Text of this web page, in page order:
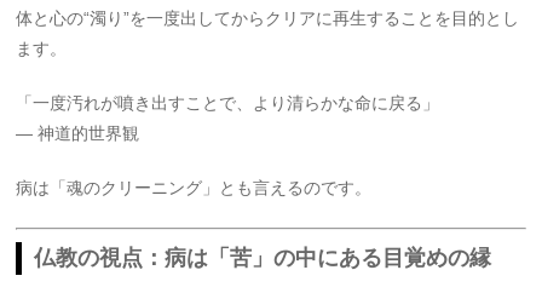
体と心の“濁り”を一度出してからクリアに再生することを目的とし
ます。
「一度汚れが噴き出すことで、より清らかな命に戻る」
― 神道的世界観
病は「魂のクリーニング」とも言えるのです。
仏教の視点：病は「苦」の中にある目覚めの縁